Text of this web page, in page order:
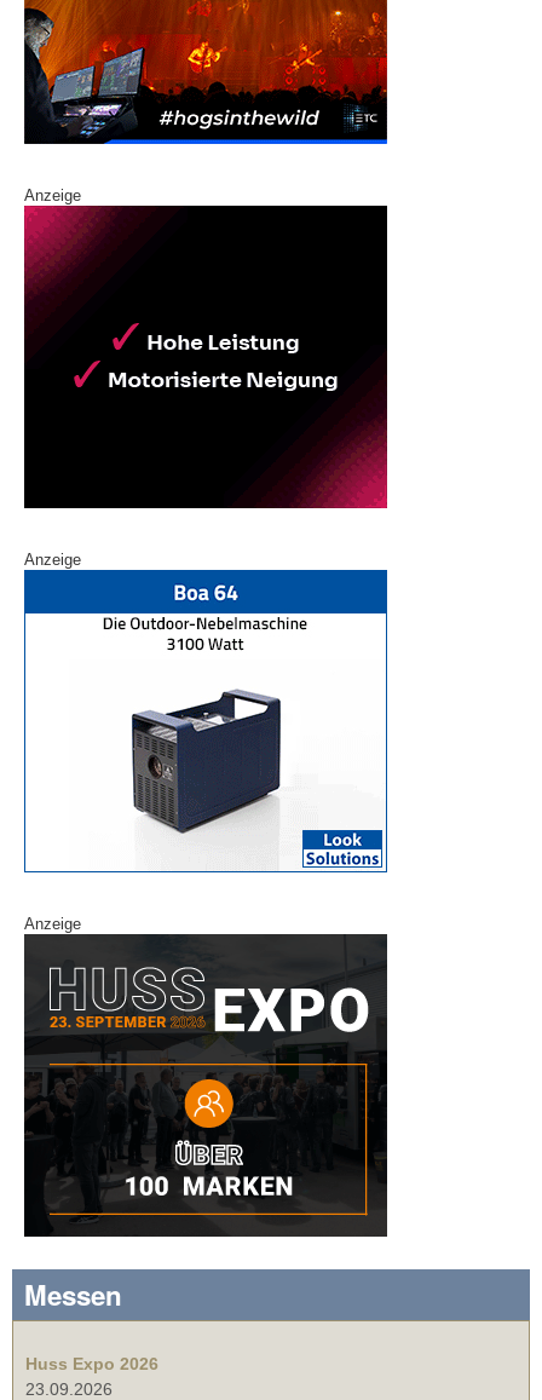
Anzeige
Anzeige
Anzeige
Messen
Huss Expo 2026
23.09.2026